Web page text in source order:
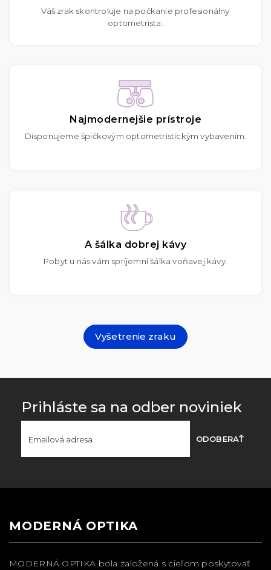
Váš zrak skontroluje na počkanie profesionálny
optometrista.
Najmodernejšie prístroje
Disponujeme špičkovým optometristickým vybavením.
A šálka dobrej kávy
Pobyt u nás vám spríjemní šálka voňavej kávy.
Vyšetrenie zraku
Prihláste sa na odber noviniek
ODOBERAŤ
MODERNÁ OPTIKA
MODERNÁ OPTIKA bola založená s cieľom poskytovať